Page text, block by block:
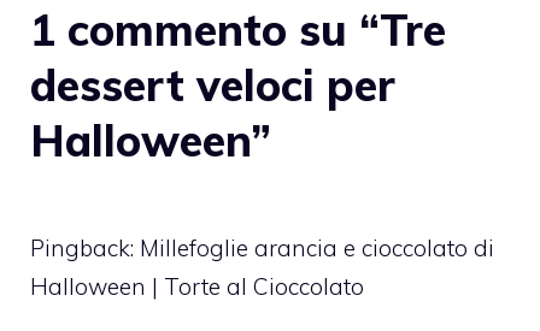
1 commento su “Tre
dessert veloci per
Halloween”
Pingback: Millefoglie arancia e cioccolato di
Halloween | Torte al Cioccolato